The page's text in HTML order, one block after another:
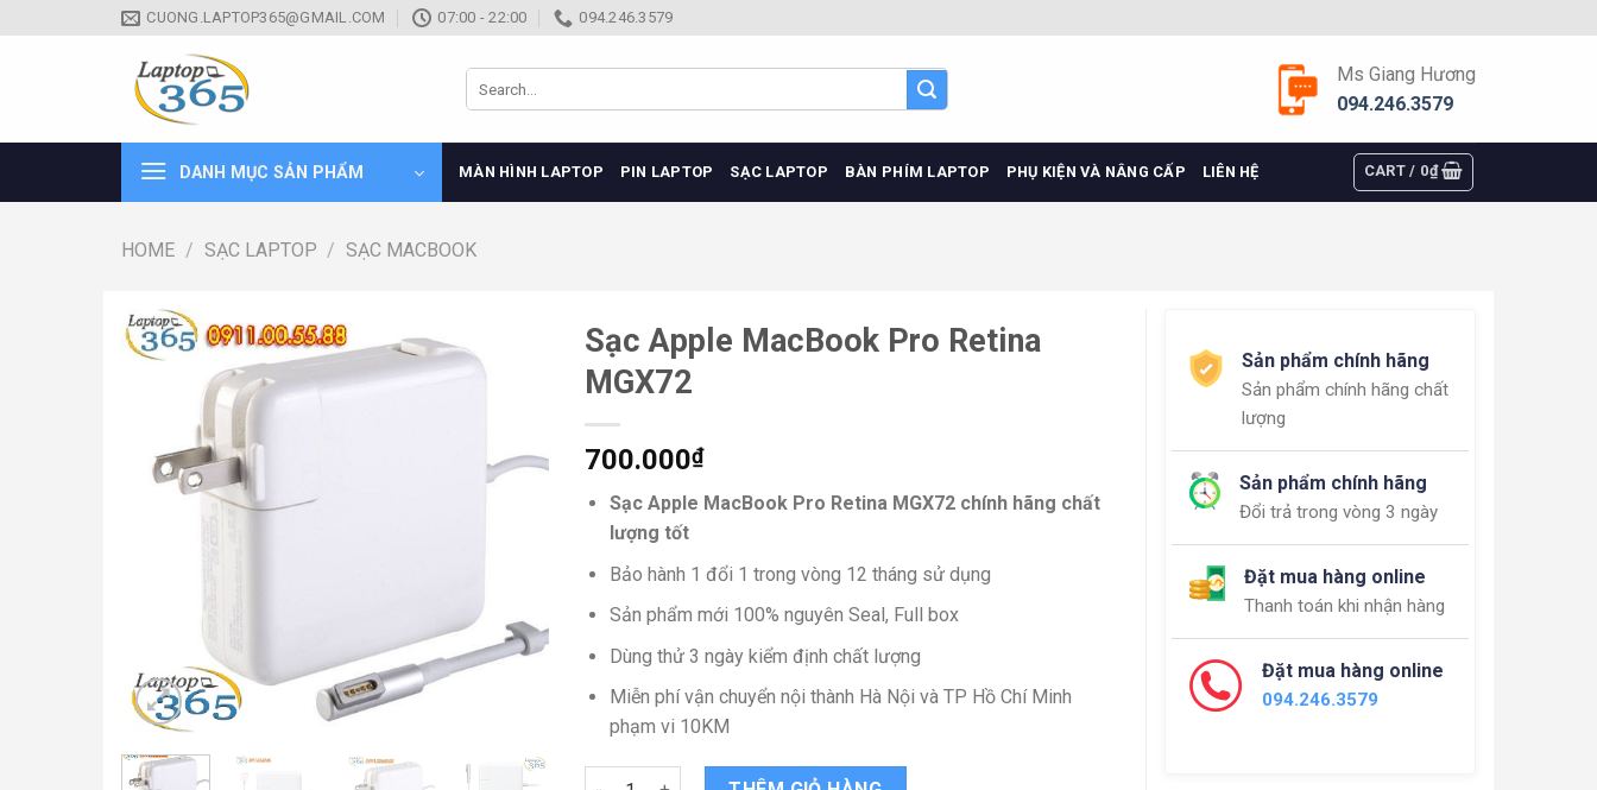
to
CUONG.LAPTOP365@GMAIL.COM 07:00 - 22:00 094.246.3579
Ms Giang Hương
094.246.3579
DANH MỤC SẢN PHẨM MÀN HÌNH LAPTOP PIN LAPTOP SẠC LAPTOP BÀN PHÍM LAPTOP PHỤ KIỆN VÀ NÂNG CẤP LIÊN HỆ CART / 0₫
HOME / SẠC LAPTOP / SẠC MACBOOK
Sạc Apple MacBook Pro Retina
MGX72
700.000₫
Sạc Apple MacBook Pro Retina MGX72 chính hãng chất
lượng tốt
Bảo hành 1 đổi 1 trong vòng 12 tháng sử dụng
Sản phẩm mới 100% nguyên Seal, Full box
Dùng thử 3 ngày kiểm định chất lượng
Miễn phí vận chuyển nội thành Hà Nội và TP Hồ Chí Minh
phạm vi 10KM
Sạc Apple MacBook Pro Retina MGX72 quantity
Sản phẩm chính hãng
Sản phẩm chính hãng chất
lượng
Sản phẩm chính hãng
Đổi trả trong vòng 3 ngày
Đặt mua hàng online
Thanh toán khi nhận hàng
Đặt mua hàng online
094.246.3579